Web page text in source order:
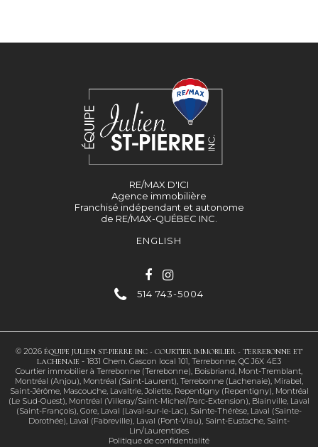
RE/MAX D'ICI
Agence immobilière
Franchisé indépendant et autonome
de RE/MAX-QUÉBEC INC.
ENGLISH
514 743-5004
© 2026 ÉQUIPE JULIEN ST-PIERRE INC - COURTIER IMMOBILIER - TERREBONNE ET
LACHENAIE - 1831 Chem. Gascon local 101, Terrebonne, QC J6X 4E3
Courtier immobilier à Terrebonne (Terrebonne), Boisbriand, Mont-Tremblant,
Montréal (Anjou), Montréal (Saint-Laurent), Terrebonne (Lachenaie), Mirabel,
Saint-Jérôme,Mascouche,Lavaltrie,Joliette,Repentigny (Repentigny),Montréal
(Le Sud-Ouest), Montréal (Villeray/Saint-Michel/Parc-Extension), Blainville, Laval
(Saint-François), Gore, Laval (Laval-sur-le-Lac), Sainte-Thérèse, Laval (Sainte-
Dorothée), Laval (Fabreville), Laval (Pont-Viau), Saint-Eustache, Saint-
Lin/Laurentides
Politique de confidentialité